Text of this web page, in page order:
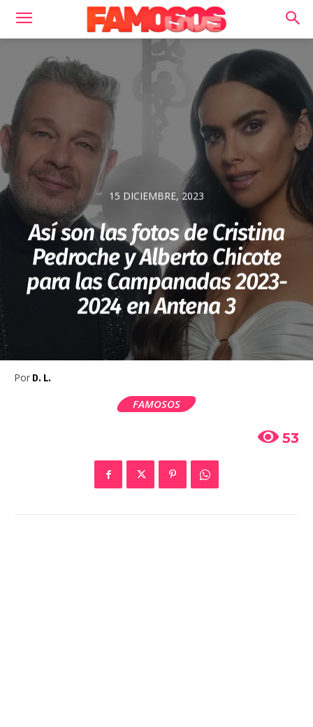
15 DICIEMBRE, 2023
Así son las fotos de Cristina
Pedroche y Alberto Chicote
para las Campanadas 2023-
2024 en Antena 3
Por D. L.
FAMOSOS
53